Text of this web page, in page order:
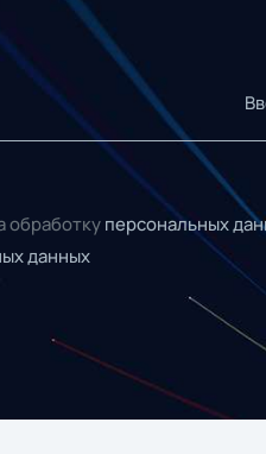
обработку персональных
данных